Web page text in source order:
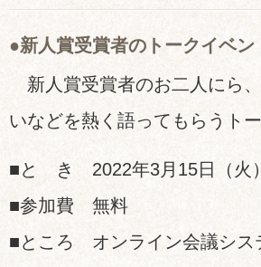
●新人賞受賞者のトークイベン
新人賞受賞者のお二人にら
いなどを熱く語ってもらうト
■と き
2022年3月15日（火
■参加費 無料
■ところ オンライン会議シス